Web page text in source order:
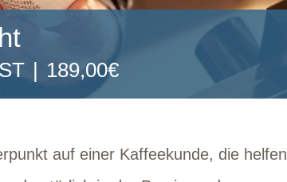
| 189,00€
auf einer Kaffeekunde, die helfen